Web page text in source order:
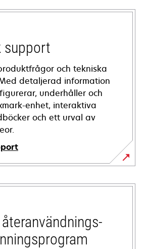
support
och tekniska
detaljerad information
underhåller och
enhet, interaktiva
och ett urval av